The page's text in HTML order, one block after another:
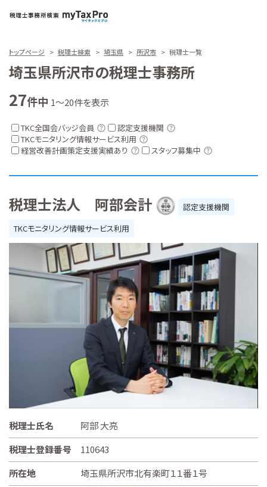
トップページ 税理士検索 埼玉県 所沢市 税理士一覧
埼玉県所沢市の税理士事務所
27件中 1～20件を表示
TKC全国会バッジ会員
認定支援機関
TKCモニタリング情報サービス利用
経営改善計画策定支援実績あり
スタッフ募集中
税理士法人 阿部会計
認定支援機関
TKCモニタリング情報サービス利用
税理士氏名
阿部 大亮
税理士登録番号
110643
所在地
埼玉県所沢市北有楽町１１番１号